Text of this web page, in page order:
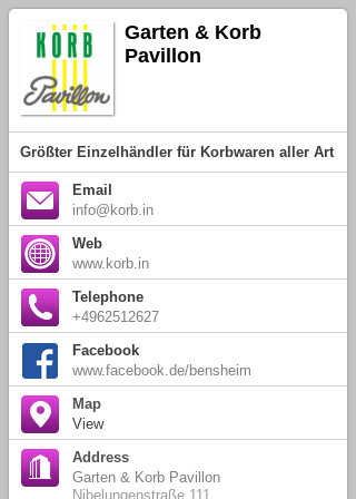
Garten & Korb
Pavillon
Größter Einzelhändler für Korbwaren aller Art
Email
info@korb.in
Web
www.korb.in
Telephone
+4962512627
Facebook
www.facebook.de/bensheim
Map
View
Address
Garten & Korb Pavillon
Nibelungenstraße 111